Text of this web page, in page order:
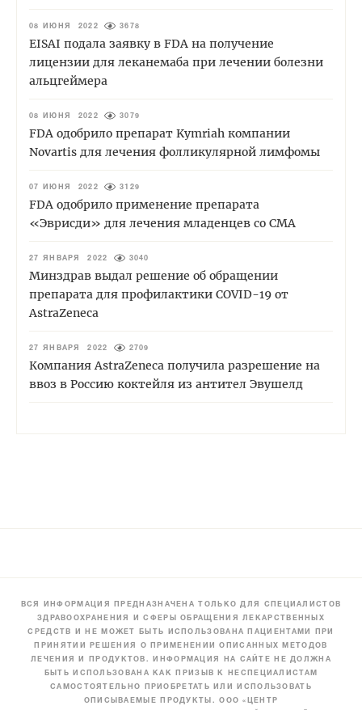
08 ИЮНЯ 2022 3678
EISAI подала заявку в FDA на получение
лицензии для леканемаба при лечении болезни
альцгеймера
08 ИЮНЯ 2022 3079
FDA одобрило препарат Kymriah компании
Novartis для лечения фолликулярной лимфомы
07 ИЮНЯ 2022 3129
FDA одобрило применение препарата
«Эврисди» для лечения младенцев со СМА
27 ЯНВАРЯ 2022 3040
Минздрав выдал решение об обращении
препарата для профилактики COVID-19 от
AstraZeneca
27 ЯНВАРЯ 2022 2709
Компания AstraZeneca получила разрешение на
ввоз в Россию коктейля из антител Эвушелд
ВСЯ ИНФОРМАЦИЯ ПРЕДНАЗНАЧЕНА ТОЛЬКО ДЛЯ СПЕЦИАЛИСТОВ
ЗДРАВООХРАНЕНИЯ И СФЕРЫ ОБРАЩЕНИЯ ЛЕКАРСТВЕННЫХ
СРЕДСТВ И НЕ МОЖЕТ БЫТЬ ИСПОЛЬЗОВАНА ПАЦИЕНТАМИ ПРИ
ПРИНЯТИИ РЕШЕНИЯ О ПРИМЕНЕНИИ ОПИСАННЫХ МЕТОДОВ
ЛЕЧЕНИЯ И ПРОДУКТОВ. ИНФОРМАЦИЯ НА САЙТЕ НЕ ДОЛЖНА
БЫТЬ ИСПОЛЬЗОВАНА КАК ПРИЗЫВ К НЕСПЕЦИАЛИСТАМ
САМОСТОЯТЕЛЬНО ПРИОБРЕТАТЬ ИЛИ ИСПОЛЬЗОВАТЬ
ОПИСЫВАЕМЫЕ ПРОДУКТЫ. ООО «ЦЕНТР